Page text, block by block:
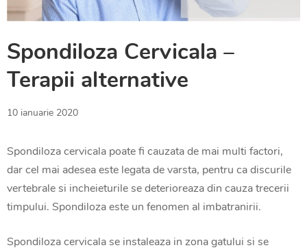
Spondiloza Cervicala –
Terapii alternative
10 ianuarie 202023
Spondiloza cervicala poate fi cauzata de mai multi factori,
dar cel mai adesea este legata de varsta, pentru ca discurile
vertebrale si incheieturile se deterioreaza din cauza trecerii
timpului. Spondiloza este un fenomen al imbatranirii.
Spondiloza cervicala se instaleaza in zona gatului si se